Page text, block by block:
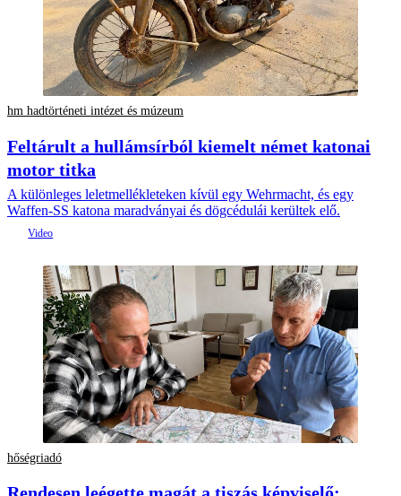
hm hadtörténeti intézet és múzeum
Feltárult a hullámsírból kiemelt német katonai
motor titka
A különleges leletmellékleteken kívül egy Wehrmacht, és egy
Waffen-SS katona maradványai és dögcédulái kerültek elő.
hőségriadó